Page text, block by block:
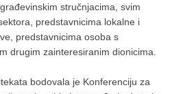
stručnjacima, svim
predstavnicima lokalne i
predstavnicima osoba s
drugim zainteresiranim dionicima.
bodovala je Konferenciju za